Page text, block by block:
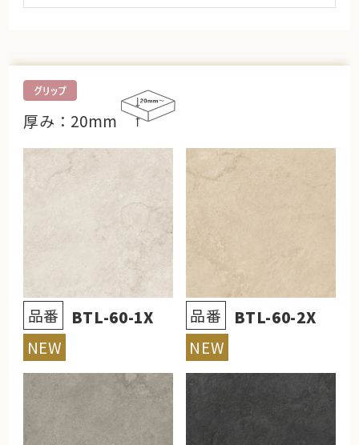
厚み：20mm
品番
BTL-60-1X
NEW
品番
BTL-60-2X
NEW